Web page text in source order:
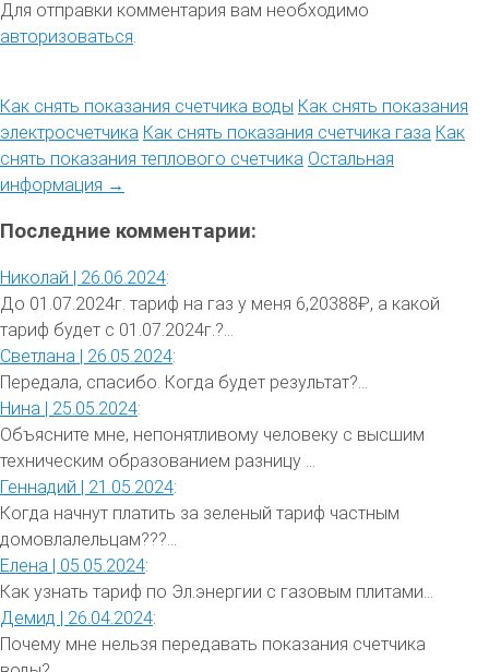
Для отправки комментария вам необходимо
авторизоваться
Как снять показания счетчика воды Как снять показания
электросчетчика Как снять показания счетчика газа Как
снять показания теплового счетчика Остальная
информация →
Последние комментарии:
Николай | 26.06.2024:
До 01.07.2024г. тариф на газ у меня 6,20388₽, а какой
тариф будет с 01.07.2024г.?...
Светлана | 26.05.2024:
Передала, спасибо. Когда будет результат?...
Нина | 25.05.2024:
Объясните мне, непонятливому человеку с высшим
техническим образованием разницу ...
Геннадий | 21.05.2024:
Когда начнут платить за зеленый тариф частным
домовлалельцам???...
Елена | 05.05.2024:
Как узнать тариф по Эл.энергии с газовым плитами...
Демид | 26.04.2024:
Почему мне нельзя передавать показания счетчика